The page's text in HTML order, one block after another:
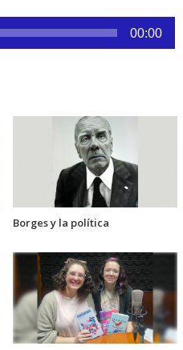
00:00
Borges y la política